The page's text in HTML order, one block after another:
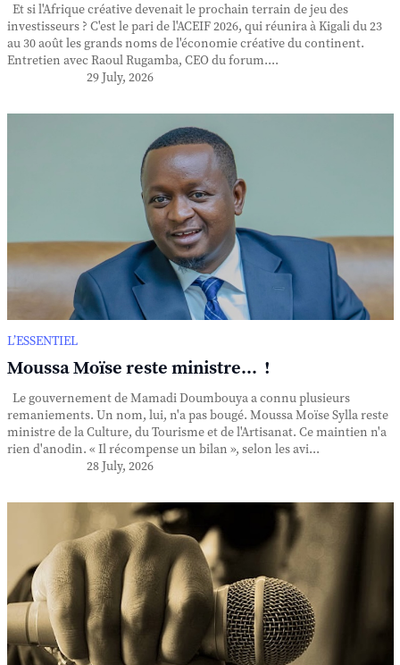
Et si l'Afrique créative devenait le prochain terrain de jeu des
investisseurs ? C'est le pari de l'ACEIF 2026, qui réunira à Kigali du 23
au 30 août les grands noms de l'économie créative du continent.
Entretien avec Raoul Rugamba, CEO du forum....
29 July, 2026
L’ESSENTIEL
Moussa Moïse reste ministre... !
Le gouvernement de Mamadi Doumbouya a connu plusieurs
remaniements. Un nom, lui, n'a pas bougé. Moussa Moïse Sylla reste
ministre de la Culture, du Tourisme et de l'Artisanat. Ce maintien n'a
rien d'anodin. « Il récompense un bilan », selon les avi...
28 July, 2026